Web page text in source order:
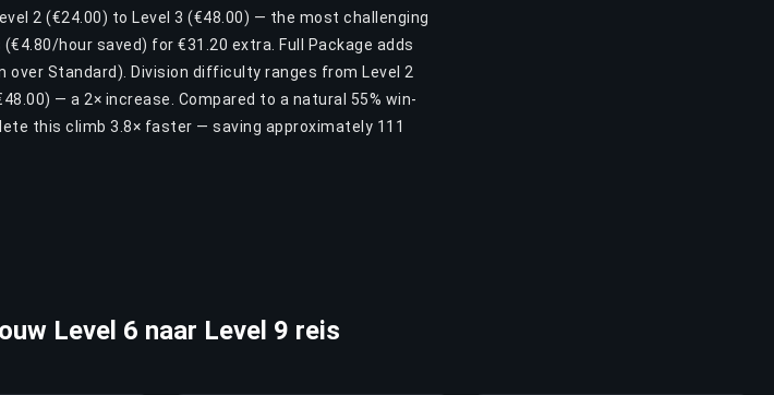
2 (€24.00) to Level 3 (€48.00) — the most challenging
hour saved) for €31.20 extra. Full Package adds
over Standard). Division difficulty ranges from Level 2
— a 2× increase. Compared to a natural 55% win-
this climb 3.8× faster — saving approximately 111
Level 6 naar Level 9 reis